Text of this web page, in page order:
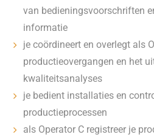
van bedieningsvoorschriften
informatie
je coördineert en overlegt als
productieovergangen en het
kwaliteitsanalyses
je bedient installaties en
productieprocessen
als Operator C registreer je